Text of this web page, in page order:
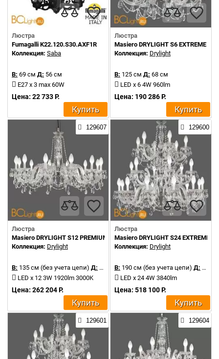
Люстра
Fumagalli K22.120.S30.AXF1R
Коллекция: Saba
В: 69 см Д: 56 см
E27 x 3 max 60W
Цена: 22 733 Р.
Купить
Люстра
Masiero DRYLIGHT S6 EXTREME
Коллекция: Drylight
В: 125 см Д: 68 см
LED x 6 4W 960lm
Цена: 190 286 Р.
Купить
129607
Люстра
Masiero DRYLIGHT S12 PREMIUM
Коллекция: Drylight
В: 135 см (без учета цепи) Д:
LED x 12 3W 1920lm 3000K
Цена: 262 204 Р.
Купить
129600
Люстра
Masiero DRYLIGHT S24 EXTREME
Коллекция: Drylight
В: 190 см (без учета цепи) Д:
LED x 24 4W 3840lm
Цена: 518 100 Р.
Купить
129601 129604